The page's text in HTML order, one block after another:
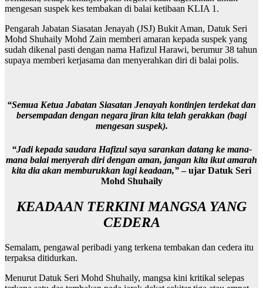
mengesan suspek kes tembakan di balai ketibaan KLIA 1.
Pengarah Jabatan Siasatan Jenayah (JSJ) Bukit Aman, Datuk Seri
Mohd Shuhaily Mohd Zain memberi amaran kepada suspek yang
sudah dikenal pasti dengan nama Hafizul Harawi, berumur 38 tahun
supaya memberi kerjasama dan menyerahkan diri di balai polis.
Datuk Seri Mohd Shuhaily
Mohd Zain menunjukkan
muka suspek. – HARIAN
Datuk Seri Mohd Shuhaily
Mohd Zain meninjau kawasan
KLIA 1. – BERNAMA
“Semua Ketua Jabatan Siasatan Jenayah kontinjen terdekat dan
bersempadan dengan negara jiran kita telah gerakkan (bagi
mengesan suspek).
“Jadi kepada saudara Hafizul saya sarankan datang ke mana-
mana balai menyerah diri dengan aman, jangan kita ikut amarah
kita dia akan memburukkan lagi keadaan,”– ujar Datuk Seri
Mohd Shuhaily
KEADAAN TERKINI MANGSA YANG
CEDERA
Semalam, pengawal peribadi yang terkena tembakan dan cedera itu
terpaksa ditidurkan.
Menurut Datuk Seri Mohd Shuhaily, mangsa kini kritikal selepas